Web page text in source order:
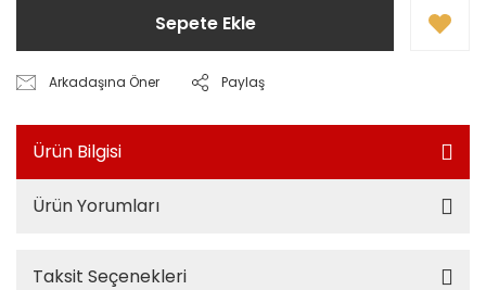
Sepete Ekle
Arkadaşına Öner Paylaş
Ürün Bilgisi
Ürün Yorumları
Taksit Seçenekleri